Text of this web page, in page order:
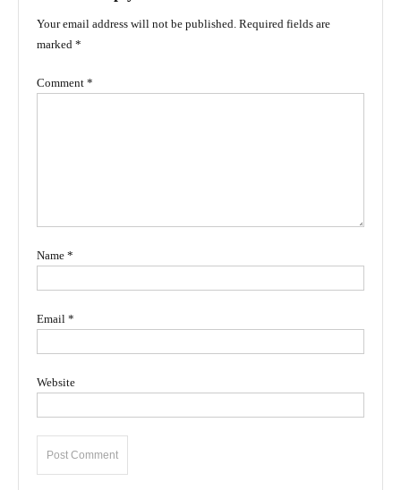
Your email address will not be published. Required fields are
marked *
Comment *
Name *
Email *
Website